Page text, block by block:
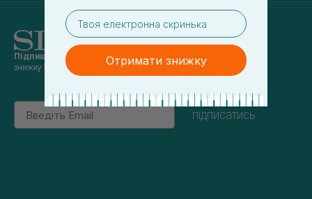
Підпишись на наші новинита отримуй
знижку 5% на перше замовлення
Email
підписатись
email
Отримати знижку